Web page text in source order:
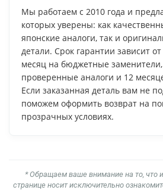
Мы работаем с 2010 года и
которых уверены: как
японские аналоги, так и
детали. Срок гарантии зависит
месяц на бюджетные
проверенные аналоги и 12
Если заказанная деталь вам не
поможем оформить возврат на
прозрачных условиях.
* Обращаем ваше внимание на то, что
странице носит исключительно